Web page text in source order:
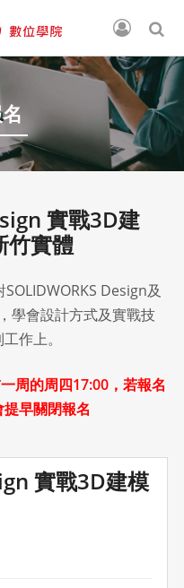
實戰3D建
竹實體
Design及
學會設計方式及實戰技
作上。
周的周四17:00，若報名
早關閉報名
實戰3D建模